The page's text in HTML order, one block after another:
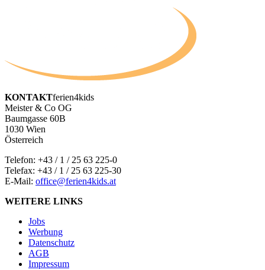
KONTAKTferien4kids
Meister & Co OG
Baumgasse 60B
1030 Wien
Österreich
Telefon: +43 / 1 / 25 63 225-0
Telefax: +43 / 1 / 25 63 225-30
E-Mail: office@ferien4kids.at
WEITERE LINKS
Jobs
Werbung
Datenschutz
AGB
Impressum